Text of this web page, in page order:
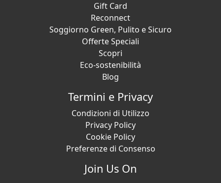
Gift Card
Reconnect
Soggiorno Green, Pulito e Sicuro
Offerte Speciali
Scopri
Eco-sostenibilità
Blog
Termini e Privacy
Condizioni di Utilizzo
Privacy Policy
Cookie Policy
Preferenze di Consenso
Join Us On